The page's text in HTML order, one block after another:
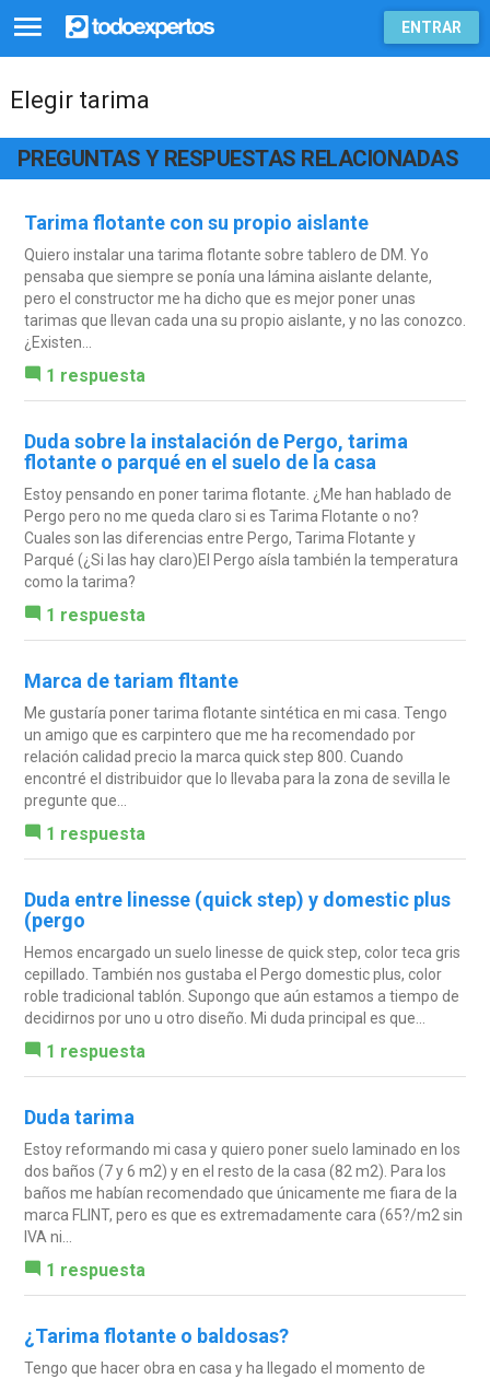
ENTRAR
Elegir tarima
PREGUNTAS Y RESPUESTAS RELACIONADAS
Tarima flotante con su propio aislante
Quiero instalar una tarima flotante sobre tablero de DM. Yo
pensaba que siempre se ponía una lámina aislante delante,
pero el constructor me ha dicho que es mejor poner unas
tarimas que llevan cada una su propio aislante, y no las conozco.
¿Existen...
1 respuesta
Duda sobre la instalación de Pergo, tarima
flotante o parqué en el suelo de la casa
Estoy pensando en poner tarima flotante. ¿Me han hablado de
Pergo pero no me queda claro si es Tarima Flotante o no?
Cuales son las diferencias entre Pergo, Tarima Flotante y
Parqué (¿Si las hay claro)El Pergo aísla también la temperatura
como la tarima?
1 respuesta
Marca de tariam fltante
Me gustaría poner tarima flotante sintética en mi casa. Tengo
un amigo que es carpintero que me ha recomendado por
relación calidad precio la marca quick step 800. Cuando
encontré el distribuidor que lo llevaba para la zona de sevilla le
pregunte que...
1 respuesta
Duda entre linesse (quick step) y domestic plus
(pergo
Hemos encargado un suelo linesse de quick step, color teca gris
cepillado. También nos gustaba el Pergo domestic plus, color
roble tradicional tablón. Supongo que aún estamos a tiempo de
decidirnos por uno u otro diseño. Mi duda principal es que...
1 respuesta
Duda tarima
Estoy reformando mi casa y quiero poner suelo laminado en los
dos baños (7 y 6 m2) y en el resto de la casa (82 m2). Para los
baños me habían recomendado que únicamente me fiara de la
marca FLINT, pero es que es extremadamente cara (65?/m2 sin
IVA ni...
1 respuesta
¿Tarima flotante o baldosas?
Tengo que hacer obra en casa y ha llegado el momento de